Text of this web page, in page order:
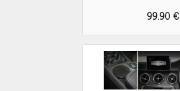
99.90 €